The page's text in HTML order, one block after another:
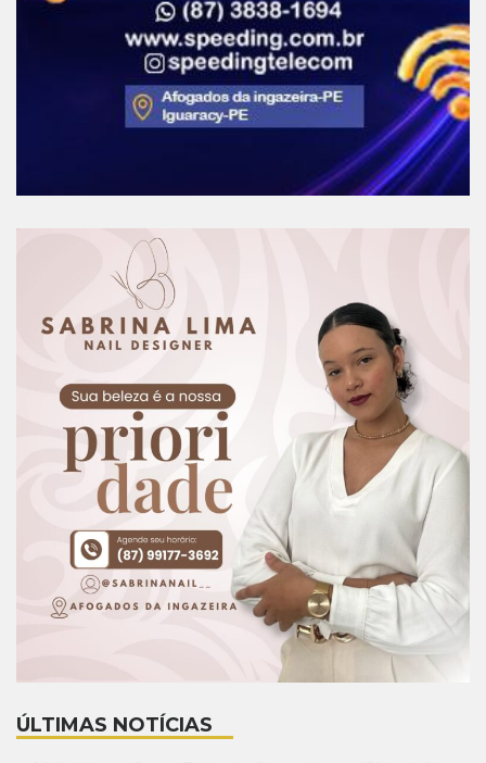
ÚLTIMAS NOTÍCIAS